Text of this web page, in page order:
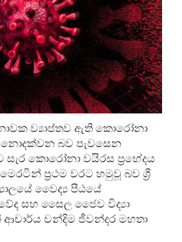
ව්‍යාප්තව ඇති කොරෝනා
නොදක්වන බව පැවසෙන
කොරෝනා වයිරස ප්‍රභේදය
ප්‍රථම වරට හමුවූ බව ශ්‍රී
වෛද්‍ය පීඨයේ
සහ සෛල ජෛව විද්‍යා
ආචාර්ය චන්දිම ජීවන්දර මහතා